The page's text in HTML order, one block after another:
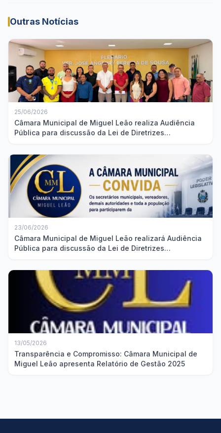
Outras Notícias
25/06/2026
Câmara Municipal de Miguel Leão realiza Audiência
Pública para discussão da Lei de Diretrizes
23/06/2026
Câmara Municipal de Miguel Leão realizará Audiência
Pública para discussão da Lei de Diretrizes
13/05/2026
Transparência e Compromisso: Câmara Municipal de
Miguel Leão apresenta Relatório de Gestão 2025